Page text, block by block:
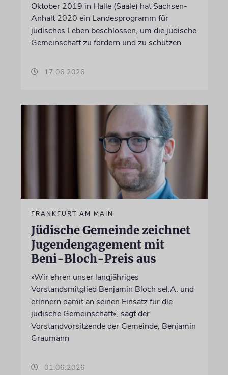
Oktober 2019 in Halle (Saale) hat Sachsen-
Anhalt 2020 ein Landesprogramm für
jüdisches Leben beschlossen, um die jüdische
Gemeinschaft zu fördern und zu schützen
17.06.2026
FRANKFURT AM MAIN
Jüdische Gemeinde zeichnet
Jugendengagement mit
Beni-Bloch-Preis aus
»Wir ehren unser langjähriges
Vorstandsmitglied Benjamin Bloch sel.A. und
erinnern damit an seinen Einsatz für die
jüdische Gemeinschaft«, sagt der
Vorstandvorsitzende der Gemeinde, Benjamin
Graumann
01.06.2026